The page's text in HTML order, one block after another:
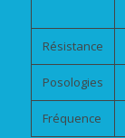
Résistance
Posologies
Fréquence